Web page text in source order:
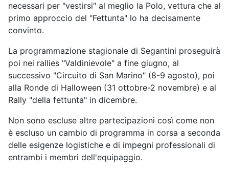
necessari per "vestirsi" al meglio la Polo, vettura che al
primo approccio del "Fettunta" lo ha decisamente
convinto.
La programmazione stagionale di Segantini proseguirà
poi nei rallies "Valdinievole" a fine giugno, al
successivo "Circuito di San Marino" (8-9 agosto), poi
alla Ronde di Halloween (31 ottobre-2 novembre) e al
Rally "della fettunta" in dicembre.
Non sono escluse altre partecipazioni così come non
è escluso un cambio di programma in corsa a seconda
delle esigenze logistiche e di impegni professionali di
entrambi i membri dell'equipaggio.